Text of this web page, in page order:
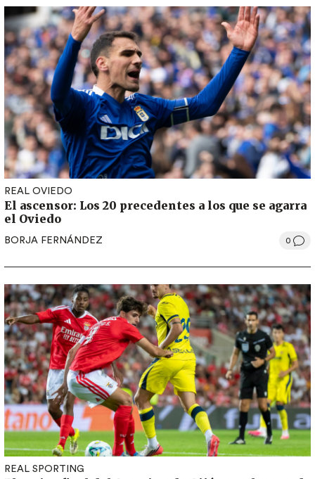
REAL OVIEDO
El ascensor: Los 20 precedentes a los que se agarra
el Oviedo
BORJA FERNÁNDEZ 0
REAL SPORTING